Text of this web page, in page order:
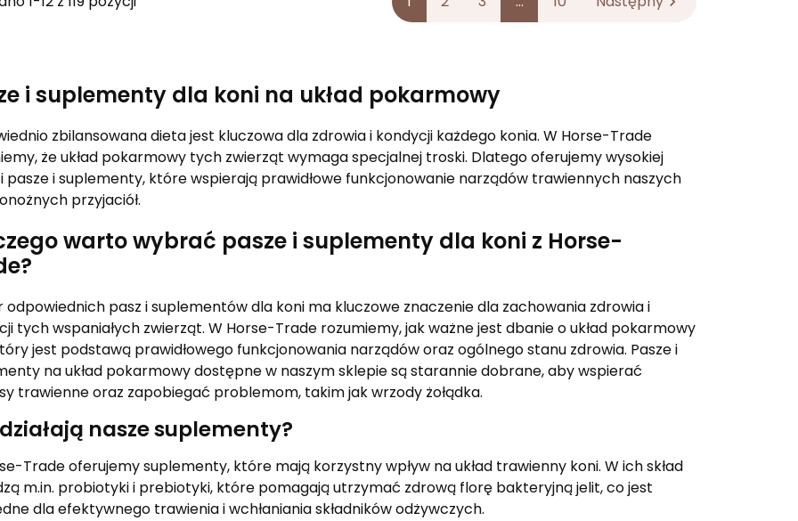
i suplementy dla koni na układ pokarmowy
zbilansowana dieta jest kluczowa dla zdrowia i kondycji każdego konia. W Horse-Trade
że układ pokarmowy tych zwierząt wymaga specjalnej troski. Dlatego oferujemy wysokiej
pasze i suplementy, które wspierają prawidłowe funkcjonowanie narządów trawiennych naszych
przyjaciół.
warto wybrać pasze i suplementy dla koni z Horse-
odpowiednich pasz i suplementów dla koni ma kluczowe znaczenie dla zachowania zdrowia i
tych wspaniałych zwierząt. W Horse-Trade rozumiemy, jak ważne jest dbanie o układ pokarmowy
jest podstawą prawidłowego funkcjonowania narządów oraz ogólnego stanu zdrowia. Pasze i
na układ pokarmowy dostępne w naszym sklepie są starannie dobrane, aby wspierać
trawienne oraz zapobiegać problemom, takim jak wrzody żołądka.
nasze suplementy?
Trade oferujemy suplementy, które mają korzystny wpływ na układ trawienny koni. W ich skład
m.in. probiotyki i prebiotyki, które pomagają utrzymać zdrową florę bakteryjną jelit, co jest
dla efektywnego trawienia i wchłaniania składników odżywczych.